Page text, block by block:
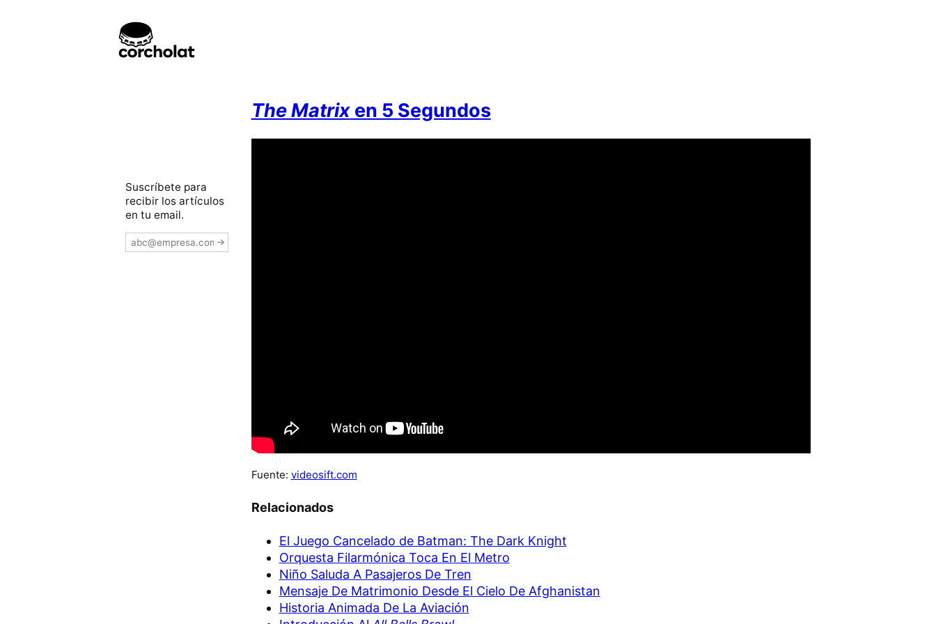
The Matrixen 5 Segundos
Fuente: videosift.com
Relacionados
El Juego Cancelado de Batman: The Dark Knight
Orquesta Filarmónica Toca En El Metro
Niño Saluda A Pasajeros De Tren
Mensaje De Matrimonio Desde El Cielo De Afghanistan
Historia Animada De La Aviación
Suscríbete para
recibir los artículos
en tu email.